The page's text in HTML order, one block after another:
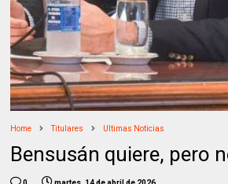
Home Titulares Ultimas Noticias
Bensusán quiere, pero